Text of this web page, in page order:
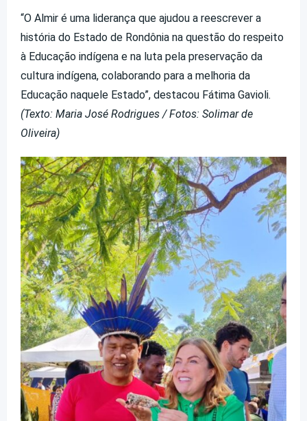
“O Almir é uma liderança que ajudou a reescrever a
história do Estado de Rondônia na questão do respeito
à Educação indígena e na luta pela preservação da
cultura indígena, colaborando para a melhoria da
Educação naquele Estado”, destacou Fátima Gavioli.
(Texto: Maria José Rodrigues / Fotos: Solimar de
Oliveira)